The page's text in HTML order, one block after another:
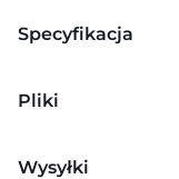
Specyfikacja
Pliki
Wysyłki